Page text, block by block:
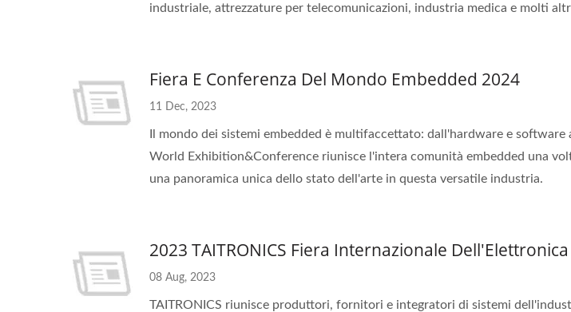
industriale, attrezzature per telecomunicazioni, industria medica e molti
Fiera E Conferenza Del Mondo Embedded 2024
11 Dec, 2023
Il mondo dei sistemi embedded è multifaccettato: dall'hardware e software
World Exhibition&Conference riunisce l'intera comunità embedded una
una panoramica unica dello stato dell'arte in questa versatile industria.
2023 TAITRONICS Fiera Internazionale
08 Aug, 2023
TAITRONICS riunisce produttori, fornitori e integratori di sistemi